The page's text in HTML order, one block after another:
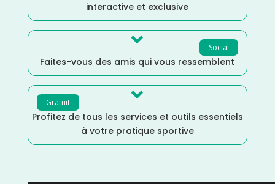
interactive et exclusive
Social

Faites-vous des amis qui vous ressemblent
Gratuit 
Profitez de tous les services et outils essentiels
à votre pratique sportive